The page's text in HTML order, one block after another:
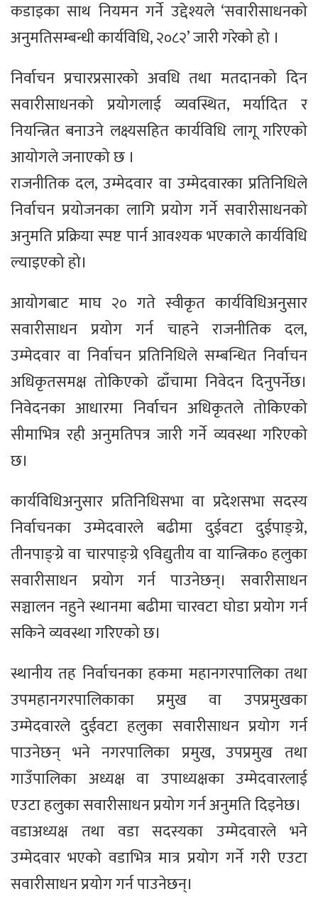
कडाइका साथ नियमन गर्ने उद्देश्यले ‘सवारीसाधनको
अनुमतिसम्बन्धी कार्यविधि, २०८२’ जारी गरेको हो ।
निर्वाचन प्रचारप्रसारको अवधि तथा मतदानको दिन
सवारीसाधनको प्रयोगलाई व्यवस्थित, मर्यादित र
नियन्त्रित बनाउने लक्ष्यसहित कार्यविधि लागू गरिएको
आयोगले जनाएको छ ।
राजनीतिक दल, उम्मेदवार वा उम्मेदवारका प्रतिनिधिले
निर्वाचन प्रयोजनका लागि प्रयोग गर्ने सवारीसाधनको
अनुमति प्रक्रिया स्पष्ट पार्न आवश्यक भएकाले कार्यविधि
ल्याइएको हो।
आयोगबाट माघ २० गते स्वीकृत कार्यविधिअनुसार
सवारीसाधन प्रयोग गर्न चाहने राजनीतिक दल,
उम्मेदवार वा निर्वाचन प्रतिनिधिले सम्बन्धित निर्वाचन
अधिकृतसमक्ष तोकिएको ढाँचामा निवेदन दिनुपर्नेछ।
निवेदनका आधारमा निर्वाचन अधिकृतले तोकिएको
सीमाभित्र रही अनुमतिपत्र जारी गर्ने व्यवस्था गरिएको
छ।
कार्यविधिअनुसार प्रतिनिधिसभा वा प्रदेशसभा सदस्य
निर्वाचनका उम्मेदवारले बढीमा दुईवटा दुईपाङ्ग्रे,
तीनपाङ्ग्रे वा चारपाङ्ग्रे ९विद्युतीय वा यान्त्रिक० हलुका
सवारीसाधन प्रयोग गर्न पाउनेछन्। सवारीसाधन
सञ्चालन नहुने स्थानमा बढीमा चारवटा घोडा प्रयोग गर्न
सकिने व्यवस्था गरिएको छ।
स्थानीय तह निर्वाचनका हकमा महानगरपालिका तथा
उपमहानगरपालिकाका प्रमुख वा उपप्रमुखका
उम्मेदवारले दुईवटा हलुका सवारीसाधन प्रयोग गर्न
पाउनेछन् भने नगरपालिका प्रमुख, उपप्रमुख तथा
गाउँपालिका अध्यक्ष वा उपाध्यक्षका उम्मेदवारलाई
एउटा हलुका सवारीसाधन प्रयोग गर्न अनुमति दिइनेछ।
वडाअध्यक्ष तथा वडा सदस्यका उम्मेदवारले भने
उम्मेदवार भएको वडाभित्र मात्र प्रयोग गर्ने गरी एउटा
सवारीसाधन प्रयोग गर्न पाउनेछन्।